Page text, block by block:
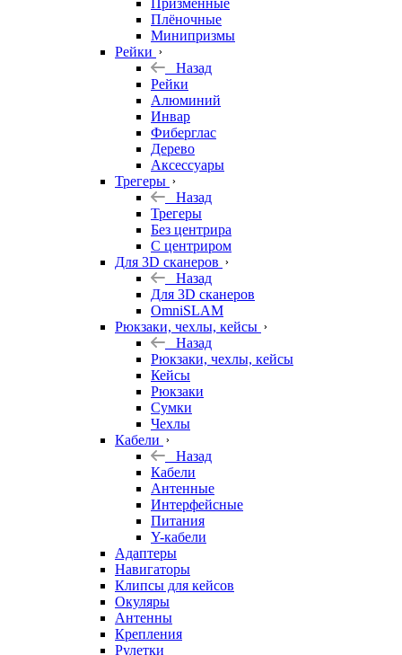
Призменные
Плёночные
Минипризмы
Рейки
Назад
Рейки
Алюминий
Инвар
Фиберглас
Дерево
Аксессуары
Трегеры
Назад
Трегеры
Без центрира
С центриром
Для 3D сканеров
Назад
Для 3D сканеров
OmniSLAM
Рюкзаки, чехлы, кейсы
Назад
Рюкзаки, чехлы, кейсы
Кейсы
Рюкзаки
Сумки
Чехлы
Кабели
Назад
Кабели
Антенные
Интерфейсные
Питания
Y-кабели
Адаптеры
Навигаторы
Клипсы для кейсов
Окуляры
Антенны
Крепления
Рулетки